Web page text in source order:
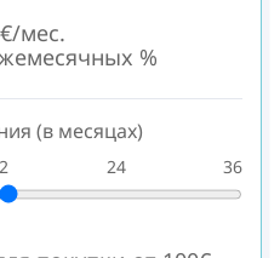
€/мес.
%
(в месяцах)
24 36